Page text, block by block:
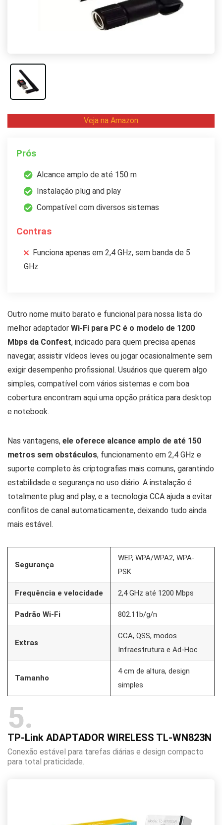
Veja na Amazon
Prós
Alcance amplo de até 150 m
Instalação plug and play
Compatível com diversos sistemas
Contras
Funciona apenas em 2,4 GHz, sem banda de 5
GHz
Outro nome muito barato e funcional para nossa lista do
melhor adaptador Wi-Fi para PC é o modelo de 1200
Mbps da Confest, indicado para quem precisa apenas
navegar, assistir vídeos leves ou jogar ocasionalmente sem
exigir desempenho profissional. Usuários que querem algo
simples, compatível com vários sistemas e com boa
cobertura encontram aqui uma opção prática para desktop
e notebook.
Nas vantagens, ele oferece alcance amplo de até 150
metros sem obstáculos, funcionamento em 2,4 GHz e
suporte completo às criptografias mais comuns, garantindo
estabilidade e segurança no uso diário. A instalação é
totalmente plug and play, e a tecnologia CCA ajuda a evitar
conflitos de canal automaticamente, deixando tudo ainda
mais estável.
Segurança
WEP, WPA/WPA2, WPA-
PSK
Frequência e velocidade 2,4 GHz até 1200 Mbps
Padrão Wi-Fi 802.11b/g/n
Extras
CCA, QSS, modos
Infraestrutura e Ad-Hoc
Tamanho
4 cm de altura, design
simples
5
TP-Link ADAPTADOR WIRELESS TL-WN823N
Conexão estável para tarefas diárias e design compacto
para total praticidade.